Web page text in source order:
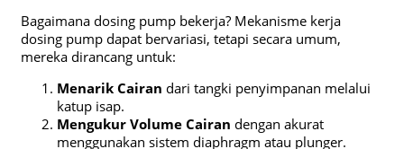
Bagaimana dosing pump bekerja? Mekanisme kerja
dosing pump dapat bervariasi, tetapi secara umum,
mereka dirancang untuk:
Menarik Cairan dari tangki penyimpanan melalui
katup isap.
Mengukur Volume Cairan dengan akurat
menggunakan sistem diaphragm atau plunger.